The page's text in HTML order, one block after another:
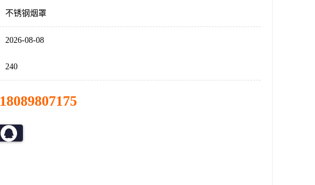
不锈钢烟罩
2026-08-08
240
18089807175